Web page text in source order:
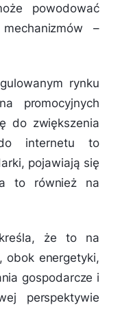
powodować
–
rynku
promocyjnych
do zwiększenia
internetu to
pojawiają się
to również na
że to na
obok energetyki,
gospodarcze i
perspektywie